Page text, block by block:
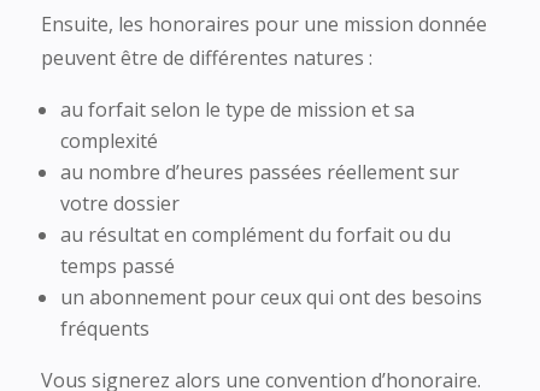
Ensuite, les honoraires pour une mission donnée
peuvent être de différentes natures :
au forfait selon le type de mission et sa
complexité
au nombre d’heures passées réellement sur
votre dossier
au résultat en complément du forfait ou du
temps passé
un abonnement pour ceux qui ont des besoins
fréquents
Vous signerez alors une convention d’honoraire.